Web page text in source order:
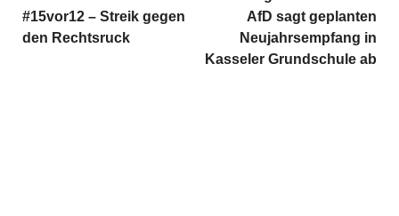
#15vor12 – Streik gegen
den Rechtsruck
AfD sagt geplanten
Neujahrsempfang in
Kasseler Grundschule ab